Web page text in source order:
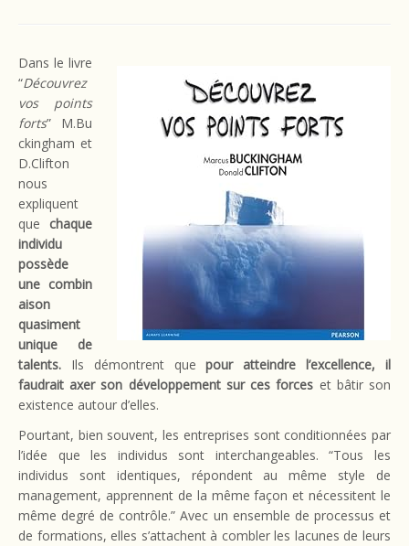
Dans le livre
“Découvrez
vos points
forts” M.Bu
ckingham et
D.Clifton
nous
expliquent
que chaque
individu
possède
une combin
aison
quasiment
unique de
talents. Ils démontrent quepour atteindre l’excellence, il
faudrait axer son développement sur ces forces et bâtir son
existence autour d’elles.
Pourtant, bien souvent, les entreprises sont conditionnées par
l’idée que les individus sont interchangeables. “Tous les
individus sont identiques, répondent au même style de
management, apprennent de la même façon et nécessitent le
même degré de contrôle.” Avec un ensemble de processus et
de formations, elles s’attachent à combler les lacunes de leurs